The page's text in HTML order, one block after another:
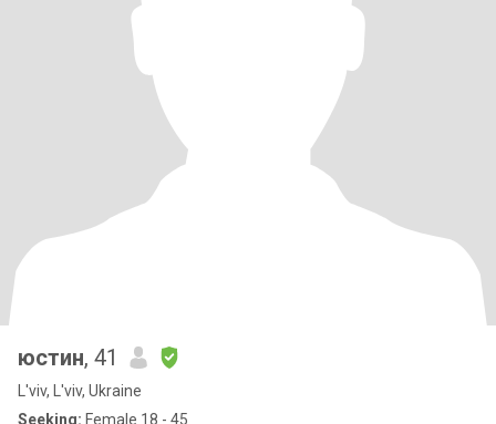
юстин, 41
L'viv, L'viv, Ukraine
Seeking: Female 18 - 45